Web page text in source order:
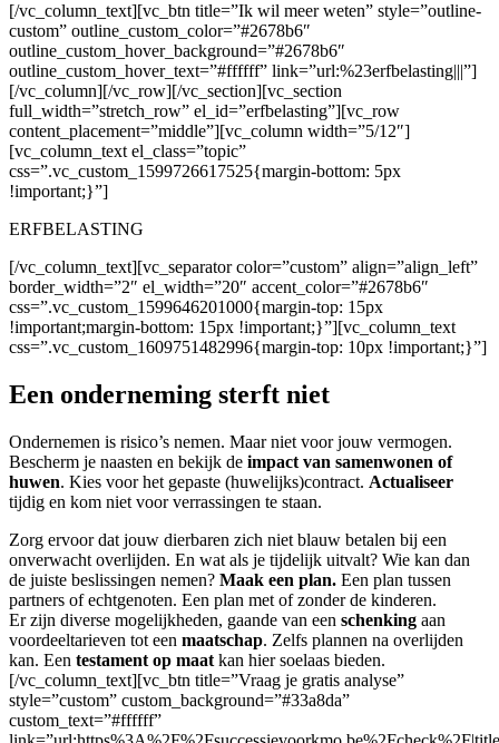
[/vc_column_text][vc_btn title=”Ik wil meer weten” style=”outline-
custom” outline_custom_color=”#2678b6″
outline_custom_hover_background=”#2678b6″
outline_custom_hover_text=”#ffffff” link=”url:%23erfbelasting|||”]
[/vc_column][/vc_row][/vc_section][vc_section
full_width=”stretch_row” el_id=”erfbelasting”][vc_row
content_placement=”middle”][vc_column width=”5/12″]
[vc_column_text el_class=”topic”
css=”.vc_custom_1599726617525{margin-bottom: 5px
!important;}”]
ERFBELASTING
[/vc_column_text][vc_separator color=”custom” align=”align_left”
border_width=”2″ el_width=”20″ accent_color=”#2678b6″
css=”.vc_custom_1599646201000{margin-top: 15px
!important;margin-bottom: 15px !important;}”][vc_column_text
css=”.vc_custom_1609751482996{margin-top: 10px !important;}”]
Een onderneming sterft niet
Ondernemen is risico’s nemen. Maar niet voor jouw vermogen.
Bescherm je naasten en bekijk de impact van samenwonen of
huwen. Kies voor het gepaste (huwelijks)contract. Actualiseer
tijdig en kom niet voor verrassingen te staan.
Zorg ervoor dat jouw dierbaren zich niet blauw betalen bij een
onverwacht overlijden. En wat als je tijdelijk uitvalt? Wie kan dan
de juiste beslissingen nemen? Maak een plan. Een plan tussen
partners of echtgenoten. Een plan met of zonder de kinderen.
Er zijn diverse mogelijkheden, gaande van een schenking aan
voordeeltarieven tot een maatschap. Zelfs plannen na overlijden
kan. Een testament op maat kan hier soelaas bieden.
[/vc_column_text][vc_btn title=”Vraag je gratis analyse”
style=”custom” custom_background=”#33a8da”
custom_text=”#ffffff”